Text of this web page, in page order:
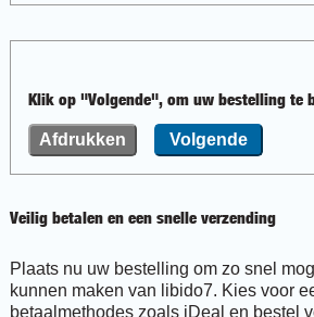
Klik op "Volgende", om uw bestelling te
Veilig betalen en een snelle verzending
Plaats nu uw bestelling om zo snel
kunnen maken van libido7. Kies voor
betaalmethodes zoals iDeal en bestel